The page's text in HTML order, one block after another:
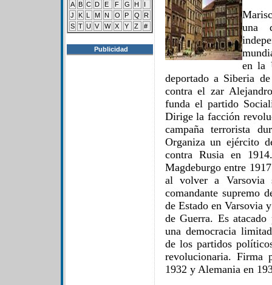
A B C D E F G H
I
J
K L M N O P Q
R
S T U V W X Y Z #
Publicidad
una
en la
deportado a Siberia
contra el zar
funda el partido
Dirige la facción
campaña terrorista
Organiza un ejército
contra Rusia en
Magdeburgo entre
al volver a Varsovia
comandante supremo
de Estado en Varsovia
de Guerra. Es
una democracia
de los partidos
revolucionaria. Firma
1932 y Alemania en